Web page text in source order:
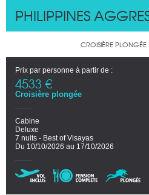
PHILIPPINES
CROISIÈRE PLONGÉE
Prix par personne à partir de :
4533 €
Croisière plongée
Cabine
Deluxe
7 nuits - Best of Visayas
Du 10/10/2026 au 17/10/2026